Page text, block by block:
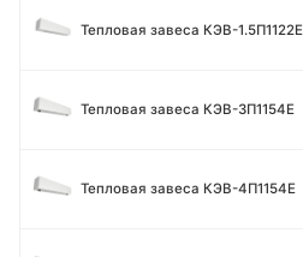
Тепловая завеса КЭВ-1.5П1122E
Тепловая завеса КЭВ-3П1154E
Тепловая завеса КЭВ-4П1154E